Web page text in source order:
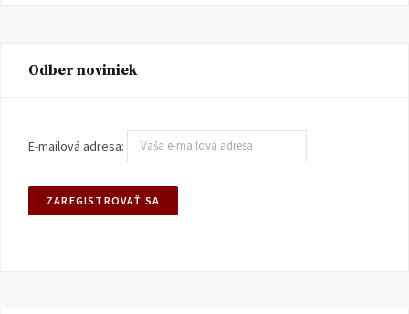
Odber noviniek
E-mailová adresa: